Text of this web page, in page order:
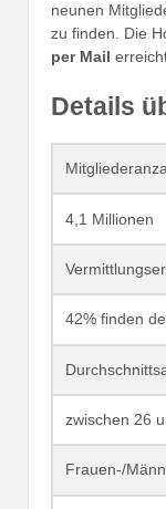
neunen
zu finden. Die
per Mail
Details
4,1 Millionen
42% finden
zwischen 26
Frauen-/